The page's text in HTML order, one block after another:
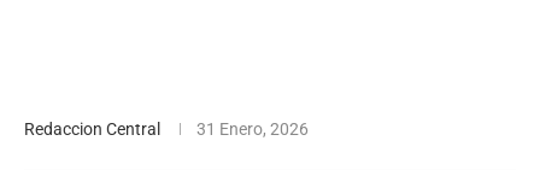
Redaccion Central 31 Enero, 2026